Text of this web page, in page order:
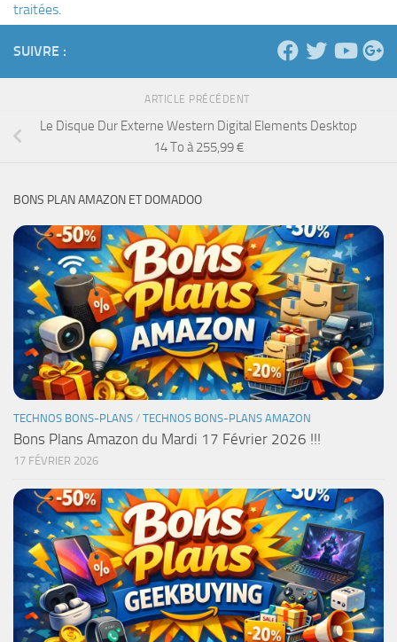
traitées.
SUIVRE :
ARTICLE PRÉCÉDENT
Le Disque Dur Externe Western Digital Elements Desktop
14 To à 255,99 €
BONS PLAN AMAZON ET DOMADOO
TECHNOS BONS-PLANS / TECHNOS BONS-PLANS AMAZON
Bons Plans Amazon du Mardi 17 Février 2026 !!!
17 FÉVRIER 2026